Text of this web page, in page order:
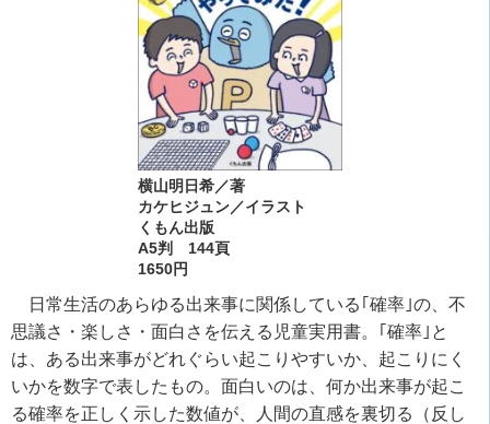
横山明日希／著
カケヒジュン／イラスト
くもん出版
A5判 144頁
1650円
日常生活のあらゆる出来事に関係している｢確率｣の、不
思議さ・楽しさ・面白さを伝える児童実用書。｢確率｣と
は、ある出来事がどれぐらい起こりやすいか、起こりにく
いかを数字で表したもの。面白いのは、何か出来事が起こ
る確率を正しく示した数値が、人間の直感を裏切る（反し